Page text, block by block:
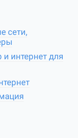
сети,
интернет для